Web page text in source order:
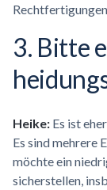
3. Bitte
Heike: Es ist
Es sind mehrere
möchte ein
sicherstellen,